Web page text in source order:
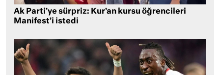
Ak Parti’ye sürpriz: Kur’an kursu öğrencileri
Manifest’i istedi